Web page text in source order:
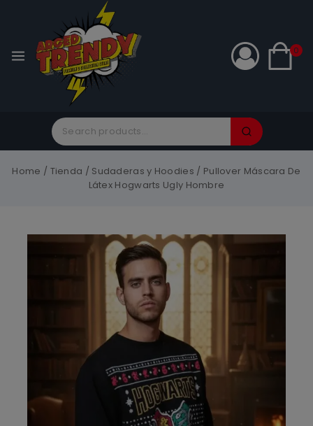
0
Home / Tienda / Sudaderas y Hoodies / Pullover Máscara De
Látex Hogwarts Ugly Hombre